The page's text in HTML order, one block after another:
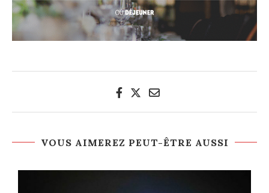
VOUS AIMEREZ PEUT-ÊTRE AUSSI